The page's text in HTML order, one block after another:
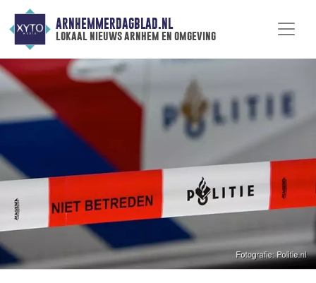
ARNHEMMERDAGBLAD.NL
lokaal nieuws arnhem en omgeving